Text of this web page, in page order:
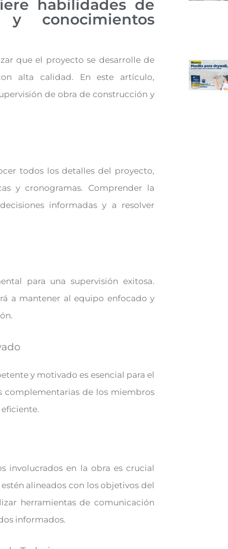
habilidades de
y conocimientos
que el proyecto se desarrolle de
alta calidad. En este artículo,
de obra de construcción y
todos los detalles del proyecto,
y cronogramas. Comprender la
informadas y a resolver
para una supervisión exitosa.
a mantener al equipo enfocado y
y motivado es esencial para el
complementarias de los miembros
involucrados en la obra es crucial
alineados con los objetivos del
herramientas de comunicación
informados.